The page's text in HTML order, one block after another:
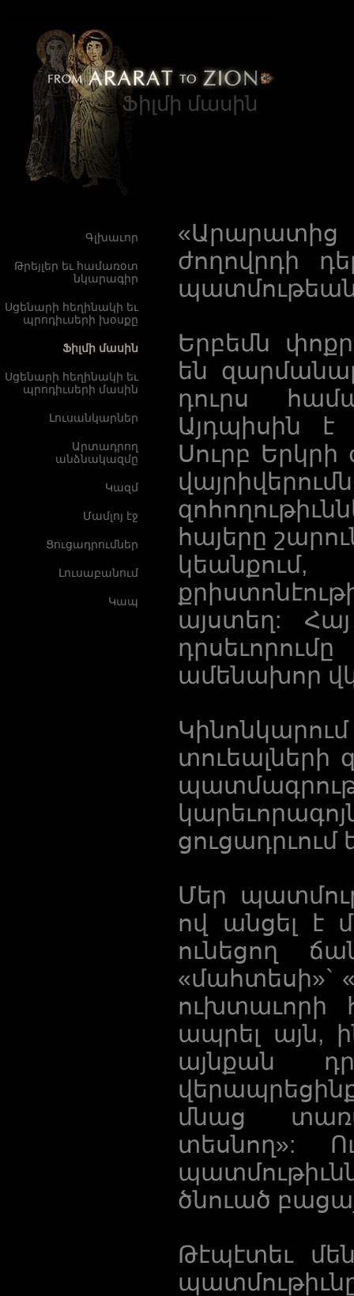
Ֆիլմի մասին
Գլխաւոր
Թրեյլեր եւ համառօտ
նկարագիր
Սցենարի հեղինակի եւ
պրոդիւսերի խօսքը
Ֆիլմի մասին
Սցենարի հեղինակի եւ
պրոդիւսերի մասին
Լուսանկարներ
Արտադրող
անձնակազմը
Կազմ
Մամլոյ էջ
Ցուցադրումներ
Լուսաբանում
Կապ
«Արարատից
ժողովրդի
պատմութեան
Երբեմն
են
դուրս
Այդպիսին է
Սուրբ
հայերը
այստեղ:
ամենախոր
տուեալների
Մեր
ով անցել է
ունեցող
«մահտեսի»`
ուխտաւորի
ապրել այն,
այնքան
մնաց
տեսնող»:
ծնուած
Թէպէտեւ